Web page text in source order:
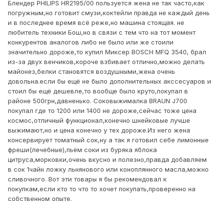
Блендер PHILIPS HR2195/00 пользуется жена не так часто,как
погружным,но готовит смузи,коктейли правда не каждый день
и в последнее время всё реже,но машина стоящая. не
любитель техники Бош,но в связи с тем что на тот момент
конкурентов аналогов либо не было или же стоили
значительно дороже,то купил Миксер BOSCH MFQ 3540, брал
из-за двух венчиков,короче взбивает отлично,можно делать
майонез,белки становятся воздушными,жена очень
довольна.если бы ещё не было дополнительных акссесуаров и
стоил бы ещё дешевле,то вообще было круто,покупал в
районе 500грн,давненько. Соковыжималка BRAUN J700
покупал где то 1200 или 1400 не дороже,сейчас тоже цена
космос,отличный функционал,конечно шнейковые лучше
выжимают,но и цена конечно у тех дороже.Из него жена
консервирует томатный сок,ну а так я готовил себе лимонные
фреши(лечебные),пьём соки из буряка яблока
цитруса,морковки,очень вкусно и полезно,правда добавляем
в сок 1чайн ложку льнянового или коноплянного масла,можно
сливочного. Вот эти товары я бы рекомендовал к
покупкам,если кто то что то хочет покупать,проверенно на
собственном опыте.